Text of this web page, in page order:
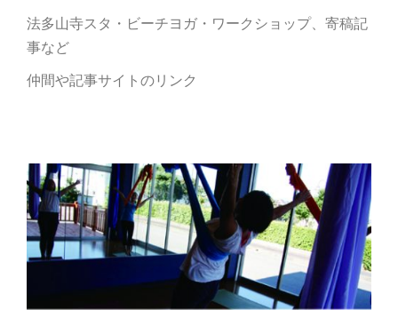
法多山寺スタ・ビーチヨガ・ワークショップ、寄稿記
事など
仲間や記事サイトのリンク